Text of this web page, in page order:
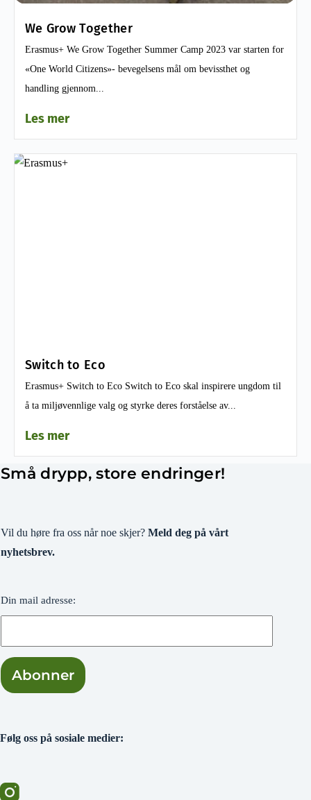
We Grow Together
Erasmus+ We Grow Together Summer Camp 2023 var starten for
«One World Citizens»- bevegelsens mål om bevissthet og
handling gjennom...
Les mer
Switch to Eco
Erasmus+ Switch to Eco Switch to Eco skal inspirere ungdom til
å ta miljøvennlige valg og styrke deres forståelse av...
Les mer
Små drypp, store endringer!
Vil du høre fra oss når noe skjer? Meld deg på vårt
nyhetsbrev.
Din mail adresse:
Følg oss på sosiale medier: